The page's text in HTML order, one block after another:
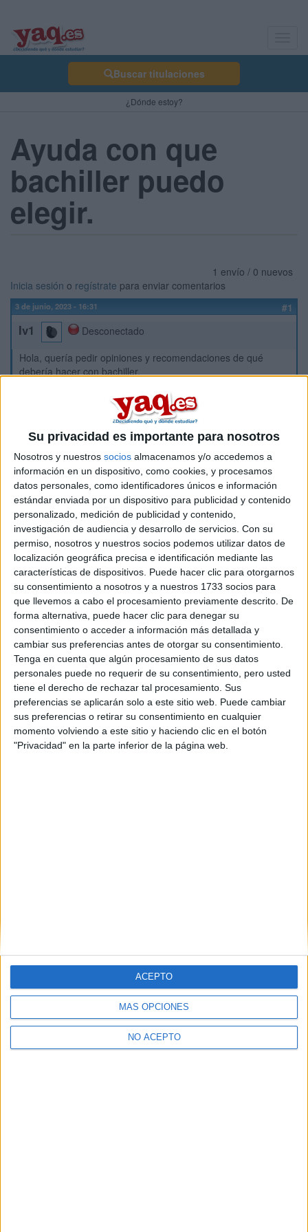
Su privacidad es importante para nosotros
Nosotros y nuestros socios almacenamos y/o accedemos a
información en un dispositivo, como cookies, y procesamos
datos personales, como identificadores únicos e información
estándar enviada por un dispositivo para publicidad y contenido
personalizado, medición de publicidad y contenido,
investigación de audiencia y desarrollo de servicios. Con su
permiso, nosotros y nuestros socios podemos utilizar datos de
localización geográfica precisa e identificación mediante las
características de dispositivos. Puede hacer clic para otorgarnos
su consentimiento a nosotros y a nuestros 1733 socios para
que llevemos a cabo el procesamiento previamente descrito. De
forma alternativa, puede hacer clic para denegar su
consentimiento o acceder a información más detallada y
cambiar sus preferencias antes de otorgar su consentimiento.
Tenga en cuenta que algún procesamiento de sus datos
personales puede no requerir de su consentimiento, pero usted
tiene el derecho de rechazar tal procesamiento. Sus
preferencias se aplicarán solo a este sitio web. Puede cambiar
sus preferencias o retirar su consentimiento en cualquier
momento volviendo a este sitio y haciendo clic en el botón
"Privacidad" en la parte inferior de la página web.
MÁS OPCIONES
NO ACEPTO
ACEPTO
Buscar titulaciones
¿Dónde estoy?
Ayuda con que
bachiller puedo
elegir.
1 envío / 0 nuevos
Inicia sesión o regístrate para enviar comentarios
3 de junio, 2023 - 16:31 #1
Iv1
Desconectado
Hola, quería pedir opiniones y recomendaciones de qué
debería hacer con bachiller.
Estoy a poco de entrar a bachiller, y a mi me gusta mucha la
biología, siempre se me ha dado bien y no me aburre en
clase. Por lo que pensé en meterme en un bachiller de
ciencias. EL problema es que a mí no me gusta física y
química, no se me da bien ni me motiva, pero es obligatorio
(por lo menos el 1º año de bachiller). Y la verdad no sé que
podría hacer con mis estudios. El bachiller de sociales
tampoco me desagrada, así que no se por cual optar, ni sé si
tengo alguna opción aparte para estudiar biología.
Si teneis alguna experiencia con la biología o parecida a la
mía, porfavor comentadla, quisiera saber lo antes posible que
hacer. Quiero estudiar algo estable pero que me guste, y no
sé que más puedo hacer ni quie opciones tengo. Muchas
gracias.
Inicio
Etiquetas: Hablar x Hablar Biología